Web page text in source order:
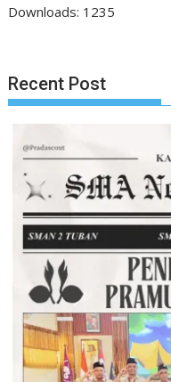
Downloads: 1235
Recent Post